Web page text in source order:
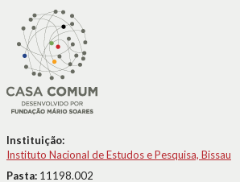
Instituição:
Instituto Nacional de Estudos e Pesquisa, Bissau
Pasta: 11198.002